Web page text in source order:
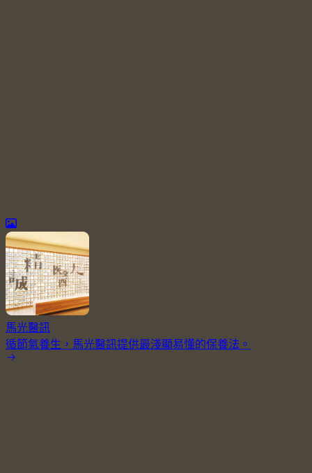
馬光醫訊
循節氣養生，馬光醫訊提供最淺顯易懂的保養法。